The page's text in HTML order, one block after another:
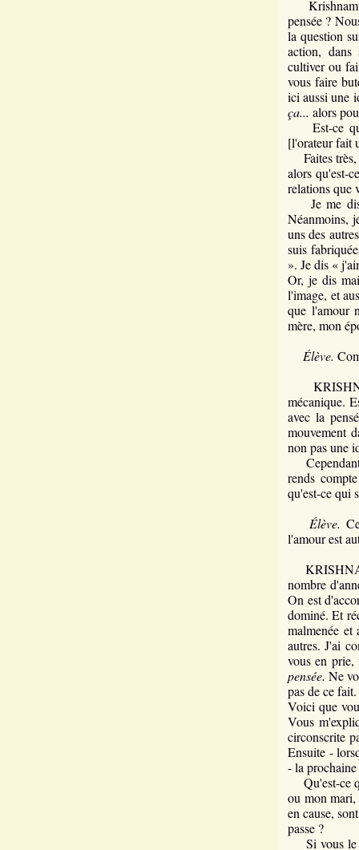
pensée ?
la question
action, dans
cultiver ou
vous faire
ici aussi une
ça... alors
Est-ce
[l'orateur fait
Faites très,
alors qu'est-
relations que
Je me dis
Néanmoins,
uns des
suis
». Je dis «
Or, je dis
l'image, et
que l'amour
mère, mon
Élève.
mécanique.
avec la
mouvement
non pas une
rends
qu'est-ce qui
Élève.
l'amour est
nombre
On est
dominé. Et
malmenée
autres. J'ai
vous en prie,
pensée. Ne
pas de ce fait.
Voici que
Vous
circonscrite
Ensuite -
- la
Qu'est-ce
ou mon
en cause,
passe ?
Si vous le